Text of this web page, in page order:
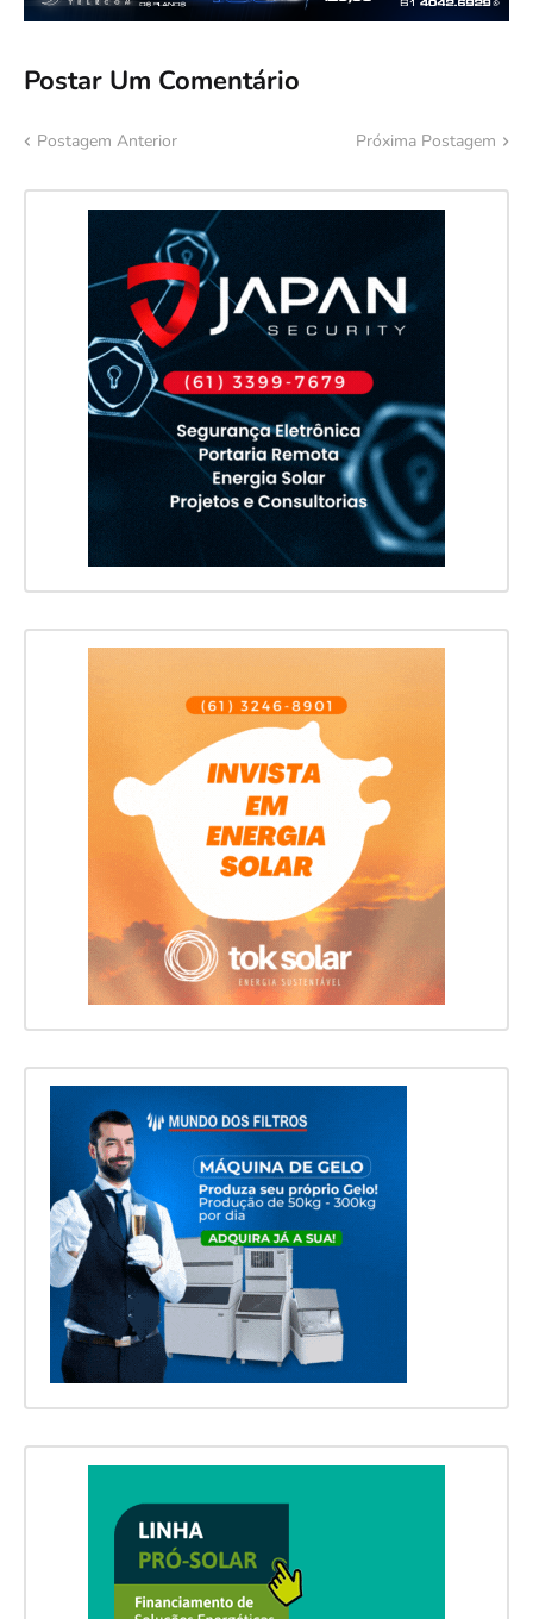
Postar Um Comentário
Postagem Anterior Próxima Postagem